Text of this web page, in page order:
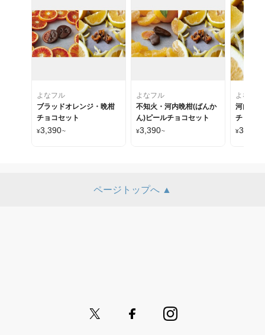
よなフル
ブラッドオレンジ・晩柑
チョコセット
¥3,390~
よなフル
不知火・河内晩柑(ばんか
ん)ピールチョコセット
¥3,390~
よなフル
河内晩
チョコ
¥3,390
ページトップへ ▲